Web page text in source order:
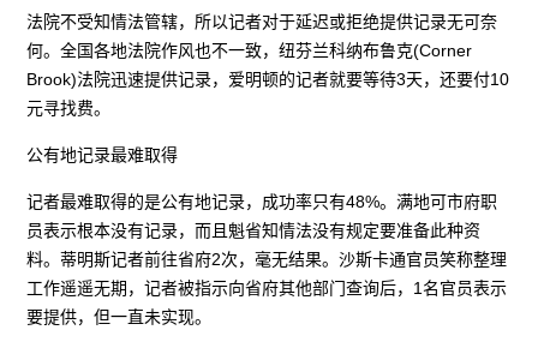
法院不受知情法管辖，所以记者对于延迟或拒绝提供记录无可奈
何。全国各地法院作风也不一致，纽芬兰科纳布鲁克(Corner
Brook)法院迅速提供记录，爱明顿的记者就要等待3天，还要付10
元寻找费。
公有地记录最难取得
记者最难取得的是公有地记录，成功率只有48%。满地可市府职
员表示根本没有记录，而且魁省知情法没有规定要准备此种资
料。蒂明斯记者前往省府2次，毫无结果。沙斯卡通官员笑称整理
工作遥遥无期，记者被指示向省府其他部门查询后，1名官员表示
要提供，但一直未实现。